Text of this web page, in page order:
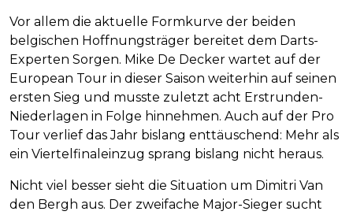
Vor allem die aktuelle Formkurve der beiden
belgischen Hoffnungsträger bereitet dem Darts-
Experten Sorgen. Mike De Decker wartet auf der
European Tour in dieser Saison weiterhin auf seinen
ersten Sieg und musste zuletzt acht Erstrunden-
Niederlagen in Folge hinnehmen. Auch auf der Pro
Tour verlief das Jahr bislang enttäuschend: Mehr als
ein Viertelfinaleinzug sprang bislang nicht heraus.
Nicht viel besser sieht die Situation um Dimitri Van
den Bergh aus. Der zweifache Major-Sieger sucht